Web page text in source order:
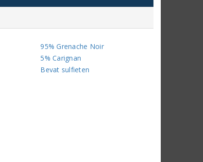
95% Grenache Noir
5% Carignan
Bevat sulfieten